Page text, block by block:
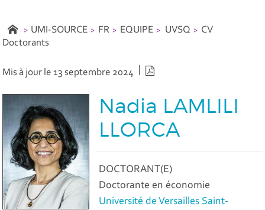
UMI-SOURCE FR EQUIPE UVSQ
CV
Doctorants
Mis à jour le 13 septembre 2024
Nadia LAMLILI
LLORCA
DOCTORANT(E)
Doctorante en économie
Université de Versailles Saint-